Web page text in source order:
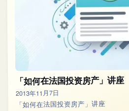
「如何在法国投资房产」讲座
2013年11月7日
「如何在法国投资房产」讲座